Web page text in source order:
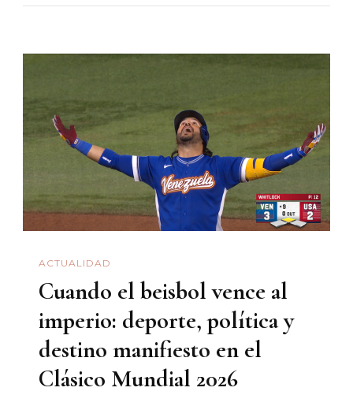
ACTUALIDAD
Cuando el beisbol vence al
imperio: deporte, política y
destino manifiesto en el
Clásico Mundial 2026